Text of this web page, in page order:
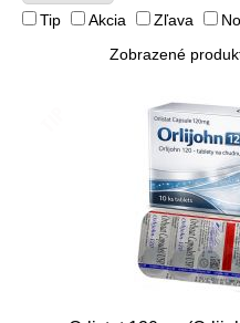
Tip
Akcia Zľava
Zobrazené